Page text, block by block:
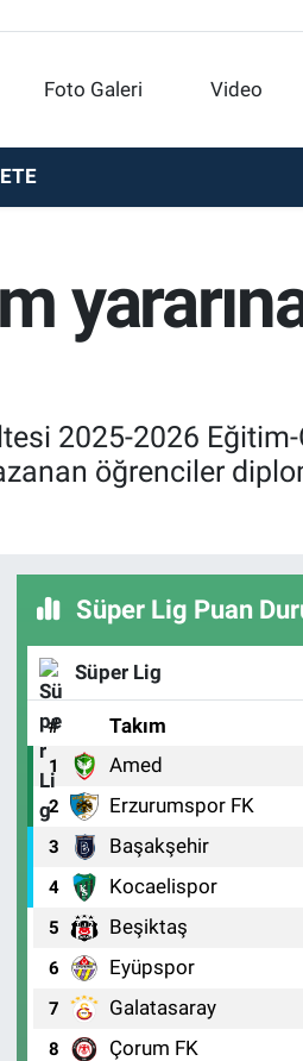
Foto Galeri Video
2025-2026
öğrenciler
Süper Lig Puan
Süper Lig
# Takım
1 Amed
2 Erzurumspor FK
3 Başakşehir
4 Kocaelispor
5 Beşiktaş
6 Eyüpspor
7 Galatasaray
8 Çorum FK